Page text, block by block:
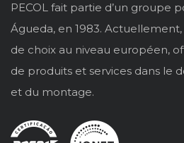
PECOL fait partie d’un groupe
Águeda, en 1983.
de choix au niveau européen,
de produits et services dans le
et du montage.